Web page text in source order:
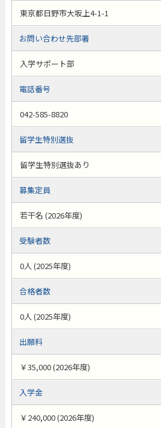
東京都日野市大坂上4-1-1
お問い合わせ先部署
入学サポート部
電話番号
042-585-8820
留学生特別選抜
留学生特別選抜あり
募集定員
若干名 (2026年度)
受験者数
0人 (2025年度)
合格者数
0人 (2025年度)
出願料
￥35,000 (2026年度)
入学金
￥240,000 (2026年度)